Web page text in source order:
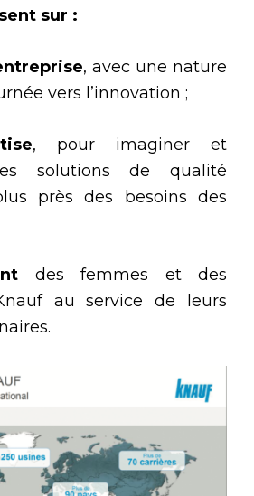
sur :
, avec une nature
vers l’innovation ;
, pour imaginer et
solutions de qualité
près des besoins des
des femmes et des
au service de leurs